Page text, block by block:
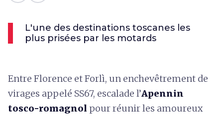
L'une des destinations toscanes les
plus prisées par les motards
Entre Florence et Forlì, un enchevêtrement de
virages appelé SS67, escalade l’Apennin
tosco-romagnol pour réunir les amoureux